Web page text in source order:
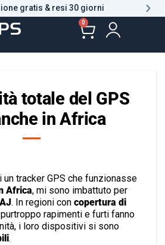
gratis & resi 30 giorni
0
totale del GPS
in Africa
un tracker GPS che funzionasse
Africa, mi sono imbattuto per
. In regioni con copertura di
rapimenti e furti fanno
i loro dispositivi si sono
.